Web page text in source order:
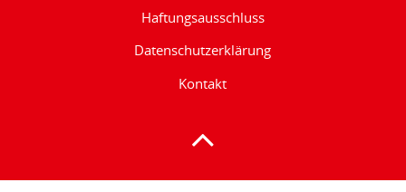
Haftungsausschluss
Datenschutzerklärung
Kontakt